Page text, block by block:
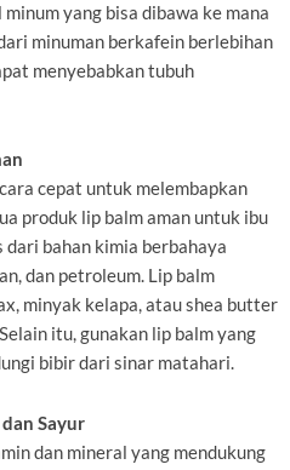
yang bisa dibawa ke mana
minuman berkafein berlebihan
menyebabkan tubuh
cepat untuk melembapkan
produk lip balm aman untuk ibu
dari bahan kimia berbahaya
dan petroleum. Lip balm
minyak kelapa, atau shea butter
itu, gunakan lip balm yang
bibir dari sinar matahari.
Sayur
dan mineral yang mendukung